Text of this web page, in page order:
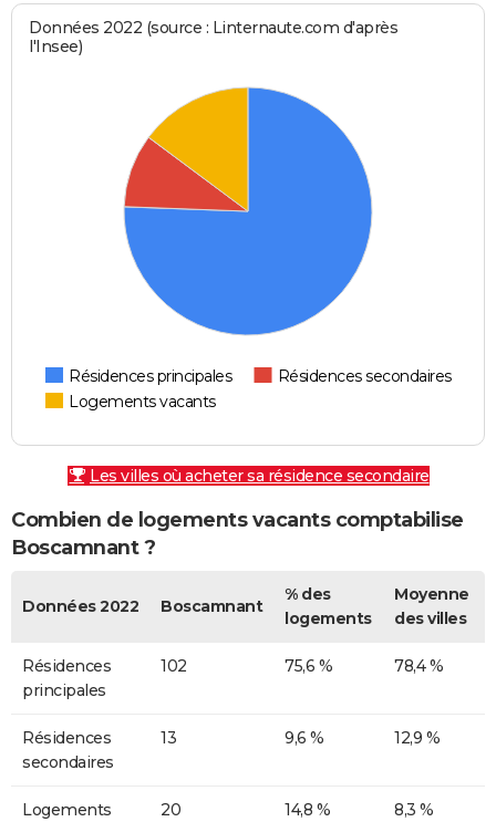
Données 2022 (source : Linternaute.com d'après
l'Insee)
Résidences principales
Résidences secondaires
Logements vacants
Les villes où acheter sa résidence secondaire
Combien de logements vacants comptabilise
Boscamnant ?
Données 2022 Boscamnant
% des
logements
Moyenne
des villes
Résidences
principales
102 75,6 % 78,4 %
Résidences
secondaires
13 9,6 % 12,9 %
Logements
20 14,8 % 8,3 %